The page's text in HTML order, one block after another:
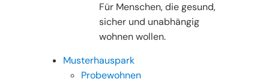
Für Menschen, die gesund,
sicher und unabhängig
wohnen wollen.
Musterhauspark
Probewohnen